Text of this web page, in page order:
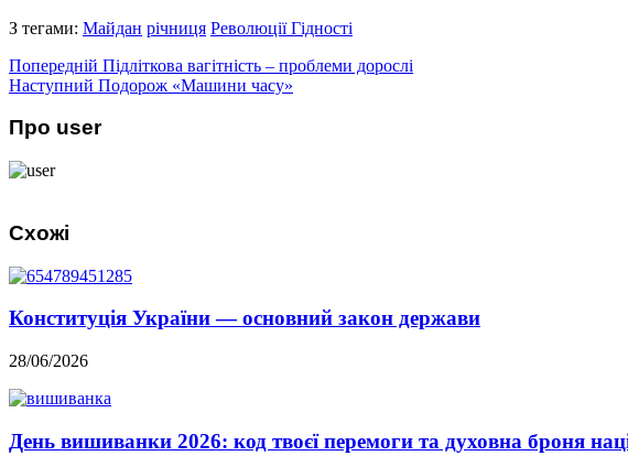
З тегами: Майдан річниця Революції Гідності
Попередній Підліткова вагітність – проблеми дорослі
Наступний Подорож «Машини часу»
Про user
Схожі
Конституція України — основний закон держави
28/06/2026
День вишиванки 2026: код твоєї перемоги та духовна броня